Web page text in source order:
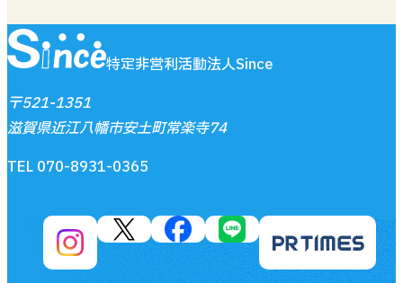
特定非営利活動法人Since
〒521-1351
滋賀県近江八幡市安土町常楽寺74
TEL 070-8931-0365